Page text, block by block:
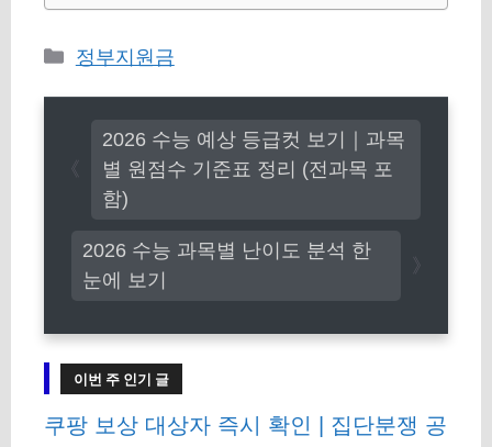
카
정부지원금
2026 수능 과목별 난이도 분석 한
눈에 보기
2026 수능 예상 등급컷 보기｜과목
별 원점수 기준표 정리 (전과목 포
함)
이번 주 인기 글
쿠팡 보상 대상자 즉시 확인 | 집단분쟁 공